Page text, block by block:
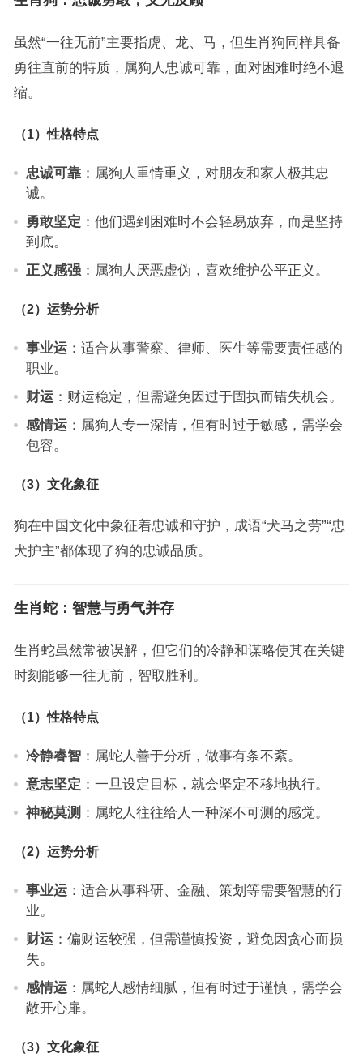
虽然“一往无前”主要指虎、龙、马，但生肖狗同样具备
勇往直前的特质，属狗人忠诚可靠，面对困难时绝不退
缩。
（1）性格特点
忠诚可靠：属狗人重情重义，对朋友和家人极其忠
诚。
勇敢坚定 ：他们遇到困难时不会轻易放弃，而是坚持
到底。
正义感强：属狗人厌恶虚伪，喜欢维护公平正义。
（2）运势分析
事业运：适合从事警察、律师、医生等需要责任感的
职业。
财运：财运稳定，但需避免因过于固执而错失机会。
感情运：属狗人专一深情，但有时过于敏感，需学会
包容。
（3）文化象征
狗在中国文化中象征着忠诚和守护，成语“犬马之劳”“忠
犬护主”都体现了狗的忠诚品质。
生肖蛇：智慧与勇气并存
生肖蛇虽然常被误解，但它们的冷静和谋略使其在关键
时刻能够一往无前，智取胜利。
（1）性格特点
冷静睿智：属蛇人善于分析，做事有条不紊。
意志坚定 ：一旦设定目标，就会坚定不移地执行。
神秘莫测 ：属蛇人往往给人一种深不可测的感觉。
（2）运势分析
事业运：适合从事科研、金融、策划等需要智慧的行
业。
财运：偏财运较强，但需谨慎投资，避免因贪心而损
失。
感情运：属蛇人感情细腻，但有时过于谨慎，需学会
敞开心扉。
（3）文化象征